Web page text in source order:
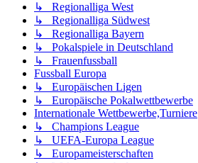
↳ Regionalliga West
↳ Regionalliga Südwest
↳ Regionalliga Bayern
↳ Pokalspiele in Deutschland
↳ Frauenfussball
Fussball Europa
↳ Europäischen Ligen
↳ Europäische Pokalwettbewerbe
Internationale Wettbewerbe,Turniere
↳ Champions League
↳ UEFA-Europa League
↳ Europameisterschaften